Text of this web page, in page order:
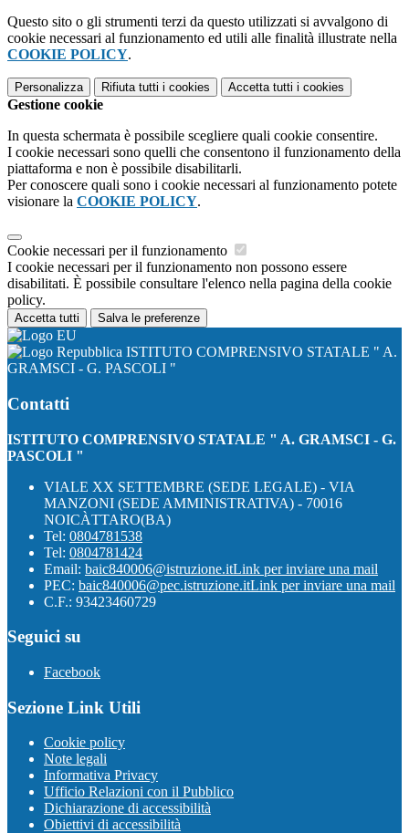
Questo sito o gli strumenti terzi da questo utilizzati si avvalgono di
cookie necessari al funzionamento ed utili alle finalità illustrate nella
COOKIE POLICY.
Personalizza Rifiuta tutti i cookies Accetta tutti i cookies
Gestione cookie
In questa schermata è possibile scegliere quali cookie consentire.
I cookie necessari sono quelli che consentono il funzionamento della
piattaforma e non è possibile disabilitarli.
Per conoscere quali sono i cookie necessari al funzionamento potete
visionare la COOKIE POLICY.
Cookie necessari per il funzionamento
I cookie necessari per il funzionamento non possono essere
disabilitati. È possibile consultare l'elenco nella pagina della cookie
policy.
Accetta tutti Salva le preferenze
ISTITUTO COMPRENSIVO STATALE " A.
GRAMSCI - G. PASCOLI "
Contatti
ISTITUTO COMPRENSIVO STATALE " A. GRAMSCI - G.
PASCOLI "
VIALE XX SETTEMBRE (SEDE LEGALE) - VIA
MANZONI (SEDE AMMINISTRATIVA) - 70016
NOICÀTTARO(BA)
Tel: 0804781538
Tel: 0804781424
Email: baic840006@istruzione.itLink per inviare una mail
PEC: baic840006@pec.istruzione.itLink per inviare una mail
C.F.: 93423460729
Seguici su
Facebook
Sezione Link Utili
Cookie policy
Note legali
Informativa Privacy
Ufficio Relazioni con il Pubblico
Dichiarazione di accessibilità
Obiettivi di accessibilità